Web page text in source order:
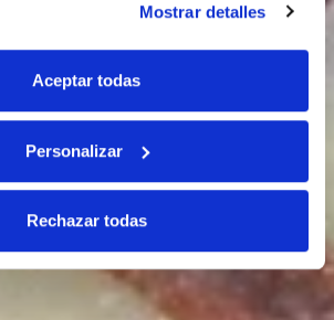
Mostrar detalles
Aceptar todas
Personalizar
Rechazar todas